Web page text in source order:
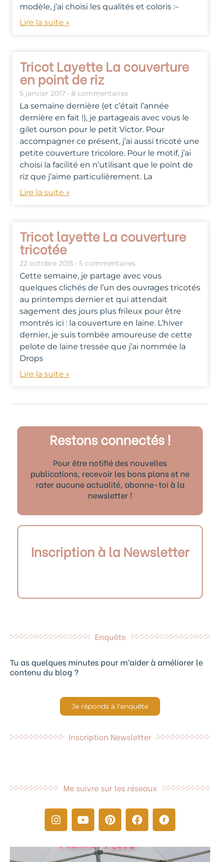
modèle, j’ai choisi les qualités et coloris :–
Lire la suite »
Tricot Layette La couverture
en point de riz
5 janvier 2017 8 commentaires
La semaine dernière (et c’était l’année
dernière en fait !), je partageais avec vous le
gilet ourson pour le petit Victor. Pour
accompagner ce présent, j’ai aussi tricoté une
petite couverture tricolore. Pour le motif, j’ai
choisi la facilité en n’utilisant que le point de
riz que j’aime particulièrement. La
Lire la suite »
Tricot layette La couverture
tricotée
22 octobre 2015 5 commentaires
Cette semaine, je partage avec vous
quelques clichés de l’un des ouvrages tricotés
au printemps dernier et qui attendait
sagement des jours plus frileux pour être
montrés ici : la couverture en laine. L’hiver
dernier, je suis tombée amoureuse de cette
pelote de laine tressée que j’ai nommée la
Drops
Lire la suite »
Restons connectés !
Pour être notifié des nouvelles
publications, recevoir les bons plans et ne
rater aucune actualité, abonne-toi à la
newsletter !
Inscription à la Newsletter
Enquête
Tu as quelques minutes pour m’aider à améliorer le
contenu du blog ?
Je réponds à l'enquête
Inscription Newsletter
Me suivre sur les réseaux
I
n
s
t
Y
o
u
t
u
P
i
n
t
e
F
a
c
e
b
R
a
v
e